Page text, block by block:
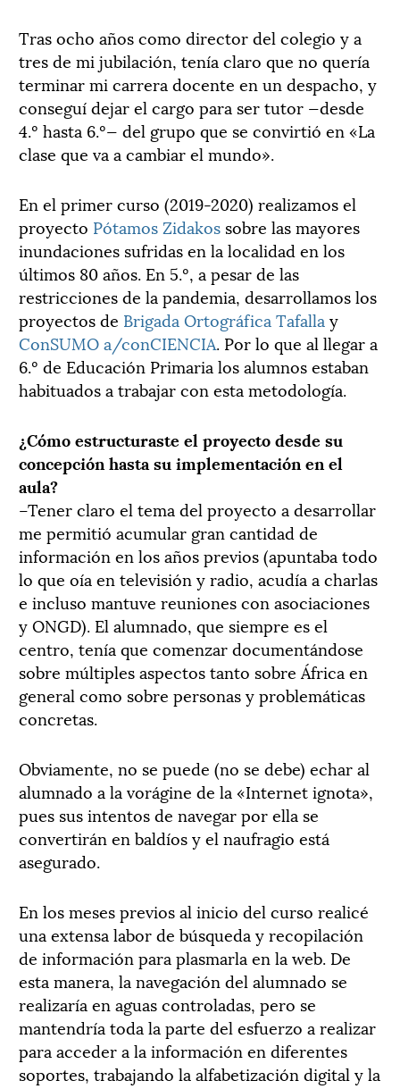
Tras ocho años como director del colegio y a
tres de mi jubilación, tenía claro que no quería
terminar mi carrera docente en un despacho, y
conseguí dejar el cargo para ser tutor —desde
4.º hasta 6.º— del grupo que se convirtió en «La
clase que va a cambiar el mundo».
En el primer curso (2019-2020) realizamos el
proyecto Pótamos Zidakos sobre las mayores
inundaciones sufridas en la localidad en los
últimos 80 años. En 5.º, a pesar de las
restricciones de la pandemia, desarrollamos los
proyectos de Brigada Ortográfica Tafalla y
ConSUMO a/conCIENCIA. Por lo que al llegar a
6.º de Educación Primaria los alumnos estaban
habituados a trabajar con esta metodología.
¿Cómo estructuraste el proyecto desde su
concepción hasta su implementación en el
aula?
–Tener claro el tema del proyecto a desarrollar
me permitió acumular gran cantidad de
información en los años previos (apuntaba todo
lo que oía en televisión y radio, acudía a charlas
e incluso mantuve reuniones con asociaciones
y ONGD). El alumnado, que siempre es el
centro, tenía que comenzar documentándose
sobre múltiples aspectos tanto sobre África en
general como sobre personas y problemáticas
concretas.
Obviamente, no se puede (no se debe) echar al
alumnado a la vorágine de la «Internet ignota»,
pues sus intentos de navegar por ella se
convertirán en baldíos y el naufragio está
asegurado.
En los meses previos al inicio del curso realicé
una extensa labor de búsqueda y recopilación
de información para plasmarla en la web. De
esta manera, la navegación del alumnado se
realizaría en aguas controladas, pero se
mantendría toda la parte del esfuerzo a realizar
para acceder a la información en diferentes
soportes, trabajando la alfabetización digital y la